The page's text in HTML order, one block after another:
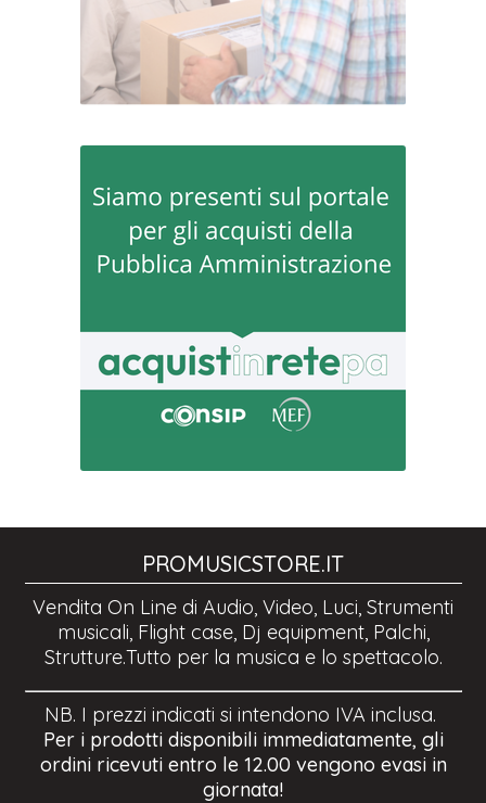
PROMUSICSTORE.IT
Vendita On Line di Audio, Video, Luci, Strumenti
musicali, Flight case, Dj equipment, Palchi,
Strutture.Tutto per la musica e lo spettacolo.
NB. I prezzi indicati si intendono IVA inclusa.
Per i prodotti disponibili immediatamente, gli
ordini ricevuti entro le 12.00 vengono evasi in
giornata!